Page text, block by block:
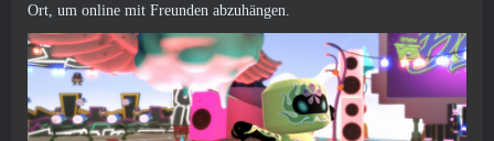
Ort, um online mit Freunden abzuhängen.